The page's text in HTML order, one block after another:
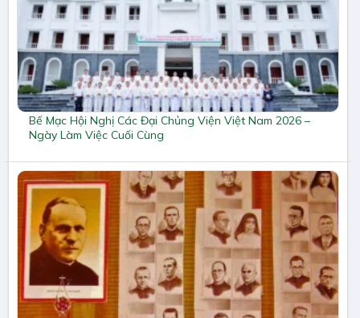
Bế Mạc Hội Nghị Các Đại Chủng Viện Việt Nam 2026 –
Ngày Làm Việc Cuối Cùng